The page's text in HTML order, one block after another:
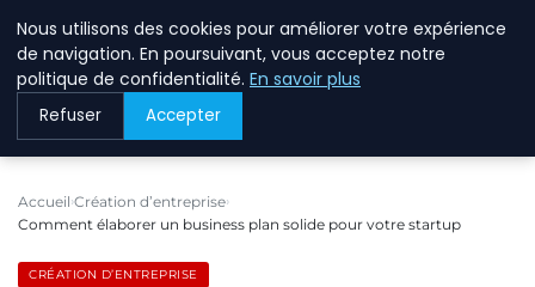
BREIGHAWAY
Accueil Création d’entreprise
Comment élaborer un business plan solide pour votre startup
CRÉATION D’ENTREPRISE
Nous utilisons des cookies pour améliorer votre expérience
de navigation. En poursuivant, vous acceptez notre
politique de confidentialité. En savoir plus
Refuser Accepter